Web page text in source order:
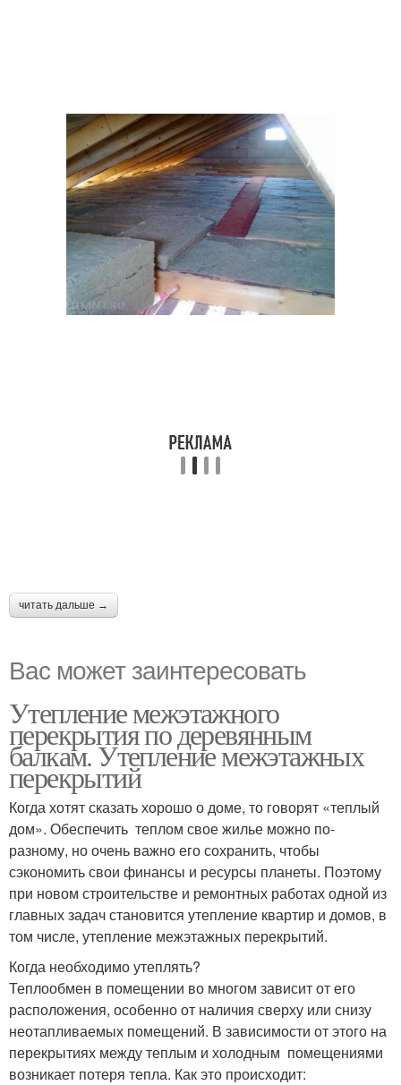
читать дальше →
Вас может заинтересовать
Утепление межэтажного
перекрытия по деревянным
балкам. Утепление межэтажных
перекрытий
Когда хотят сказать хорошо о доме, то говорят «теплый
дом». Обеспечить теплом свое жилье можно по-
разному, но очень важно его сохранить, чтобы
сэкономить свои финансы и ресурсы планеты. Поэтому
при новом строительстве и ремонтных работах одной из
главных задач становится утепление квартир и домов, в
том числе, утепление межэтажных перекрытий.
Когда необходимо утеплять?
Теплообмен в помещении во многом зависит от его
расположения, особенно от наличия сверху или снизу
неотапливаемых помещений. В зависимости от этого на
перекрытиях между теплым и холодным помещениями
возникает потеря тепла. Как это происходит: